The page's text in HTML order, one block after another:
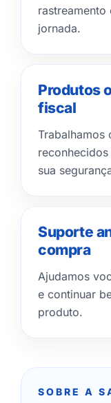
rastreamento
jornada.
Produtos
fiscal
Trabalhamos
sua
Suporte
compra
Ajudamos
e continuar
produto.
SOBRE A